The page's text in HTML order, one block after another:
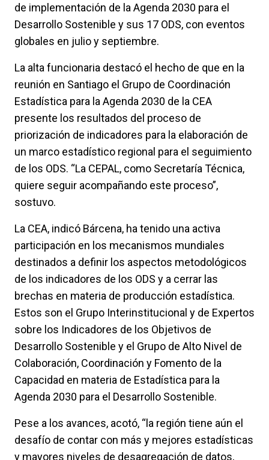
de implementación de la Agenda 2030 para el
Desarrollo Sostenible y sus 17 ODS, con eventos
globales en julio y septiembre.
La alta funcionaria destacó el hecho de que en la
reunión en Santiago el Grupo de Coordinación
Estadística para la Agenda 2030 de la CEA
presente los resultados del proceso de
priorización de indicadores para la elaboración de
un marco estadístico regional para el seguimiento
de los ODS. “La CEPAL, como Secretaría Técnica,
quiere seguir acompañando este proceso”,
sostuvo.
La CEA, indicó Bárcena, ha tenido una activa
participación en los mecanismos mundiales
destinados a definir los aspectos metodológicos
de los indicadores de los ODS y a cerrar las
brechas en materia de producción estadística.
Estos son el Grupo Interinstitucional y de Expertos
sobre los Indicadores de los Objetivos de
Desarrollo Sostenible y el Grupo de Alto Nivel de
Colaboración, Coordinación y Fomento de la
Capacidad en materia de Estadística para la
Agenda 2030 para el Desarrollo Sostenible.
Pese a los avances, acotó, “la región tiene aún el
desafío de contar con más y mejores estadísticas
y mayores niveles de desagregación de datos,